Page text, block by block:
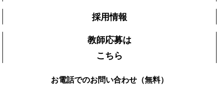
採用情報
教師応募は
こちら
お電話でのお問い合わせ（無料）